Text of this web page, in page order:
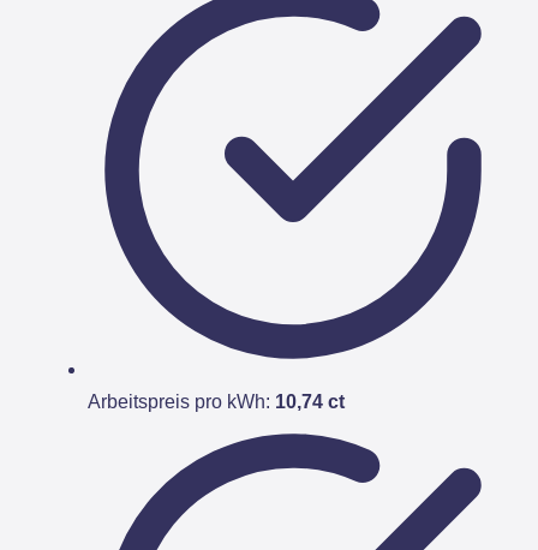
Arbeitspreis pro kWh: 10,74 ct